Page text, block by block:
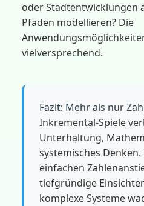
oder Stadtentwicklungen
Pfaden modellieren? Die
vielversprechend.
Fazit: Mehr als nur
Inkremental-Spiele
Unterhaltung,
systemisches
einfachen
tiefgründige
komplexe Systeme